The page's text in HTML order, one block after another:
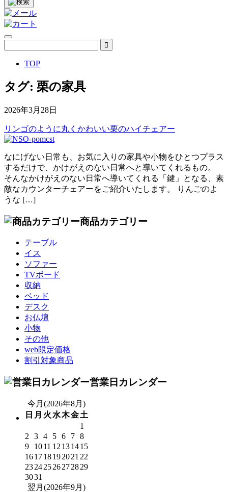
TOP
タグ: 栗の家具
2026年3月28日
リンゴのように丸くかわいい栗のハイチェアー
なにげない日常も、お気に入りの家具や小物をひとつプラス
するだけで、かけがえのない日常へと導いてくれるもの。
そんなかけがえのない日常へ導いてくれる「鍵」となる、素
敵なカウンターチェアーをご紹介いたします。 りんごのよ
うな […]
商品カテゴリー
テーブル
イス
ソファー
TVボード
収納
ベッド
デスク
お仏壇
小物
その他
web限定価格
割引対象商品
営業日カレンダー
今月(2026年8月)
日 月 火 水木金土
1
2
3 4 5 6 7 8
9
1011 12 131415
161718192021 22
23242526272829
3031
翌月(2026年9月)